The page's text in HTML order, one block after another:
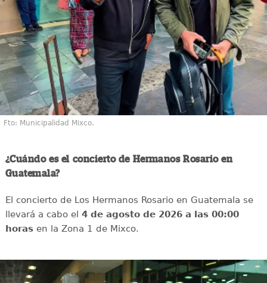
Fto: Municipalidad Mixco.
¿Cuándo es el concierto de Hermanos Rosario en
Guatemala?
El concierto de Los Hermanos Rosario en Guatemala se
llevará a cabo el 4 de agosto de 2026 a las 00:00
horasen la Zona 1 de Mixco.